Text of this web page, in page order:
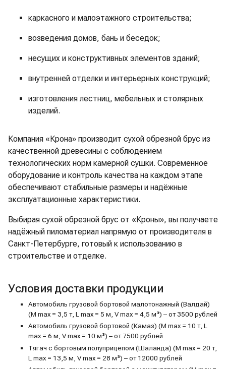
каркасного и малоэтажного строительства;
возведения домов, бань и беседок;
несущих и конструктивных элементов зданий;
внутренней отделки и интерьерных конструкций;
изготовления лестниц, мебельных и столярных
изделий.
Компания «Крона» производит сухой обрезной брус из
качественной древесины с соблюдением
технологических норм камерной сушки. Современное
оборудование и контроль качества на каждом этапе
обеспечивают стабильные размеры и надёжные
эксплуатационные характеристики.
Выбирая сухой обрезной брус от «Кроны», вы получаете
надёжный пиломатериал напрямую от производителя в
Санкт-Петербурге, готовый к использованию в
строительстве и отделке.
Условия доставки продукции
Автомобиль грузовой бортовой малотонажный (Валдай)
(M max = 3,5 т, L max = 5 м, V max = 4,5 м³) – от 3500 рублей
Автомобиль грузовой бортовой (Камаз) (M max = 10 т, L
max = 6 м, V max = 10 м³) – от 7500 рублей
Тягач с бортовым полуприцепом (Шаланда) (M max = 20 т,
L max = 13,5 м, V max = 28 м³) – от 12000 рублей